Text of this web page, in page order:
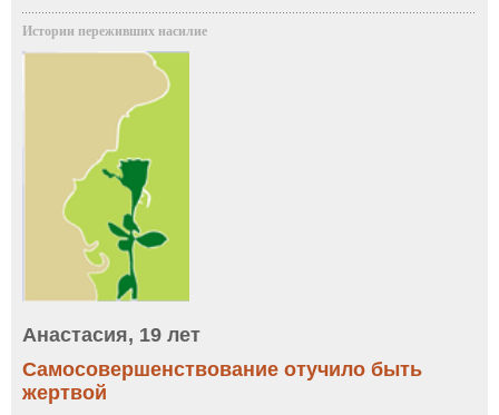
Истории переживших насилие
Анастасия, 19 лет
Самосовершенствование отучило быть
жертвой